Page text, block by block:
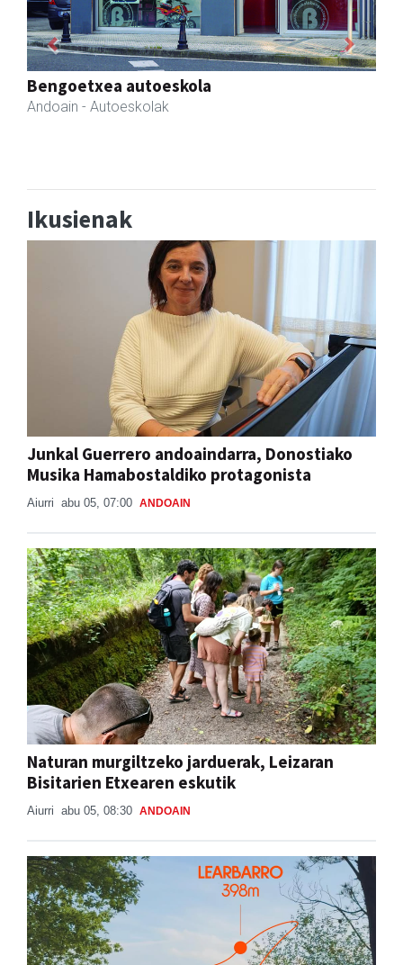
Zubimusu Ikastola
Amasa-Villabona
Previous Next
Ikusienak
Junkal Guerrero andoaindarra, Donostiako
Musika Hamabostaldiko protagonista
Aiurri abu 05, 07:00 ANDOAIN
Naturan murgiltzeko jarduerak, Leizaran
Bisitarien Etxearen eskutik
Aiurri abu 05, 08:30 ANDOAIN